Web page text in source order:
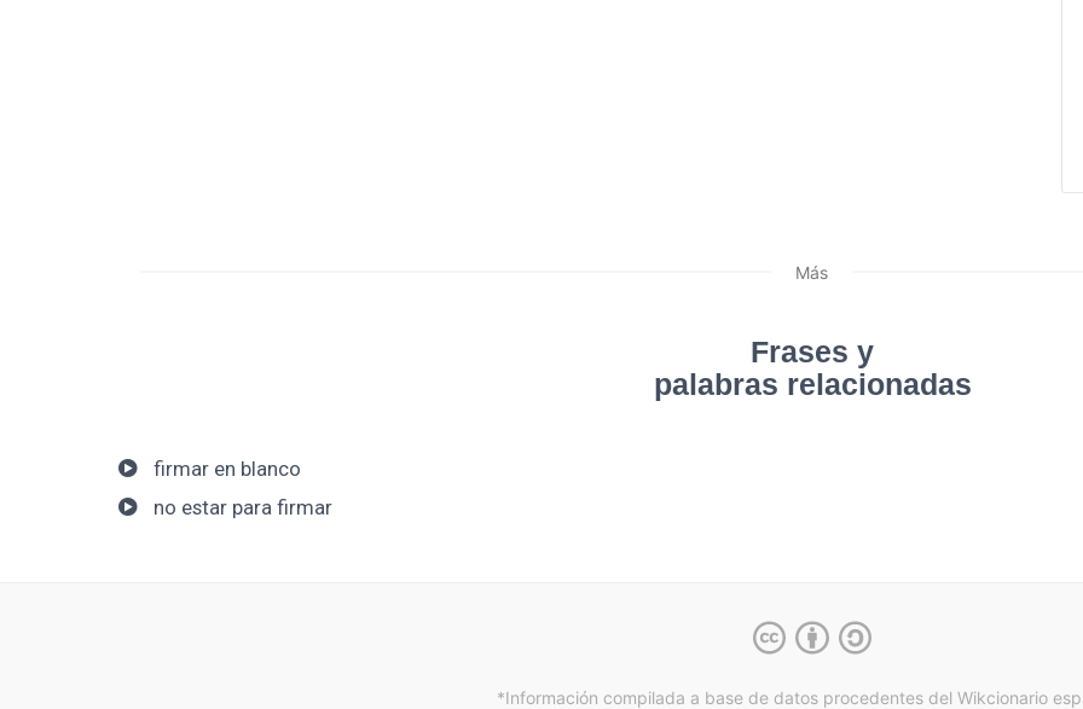
Más
Frases y
palabras relacionadas
firmar en blanco
no estar para firmar
*Información compilada a base de datos procedentes del Wikcionario